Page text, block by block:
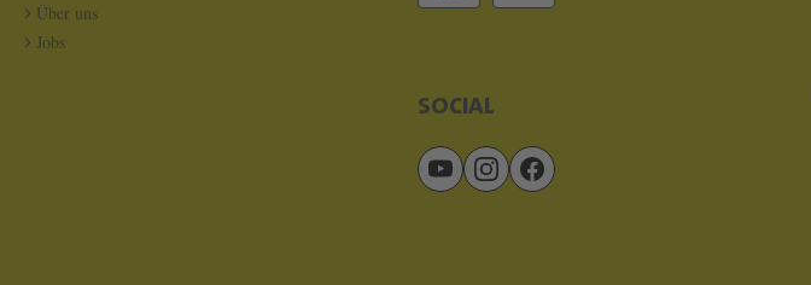
Über uns
Jobs
SOCIAL